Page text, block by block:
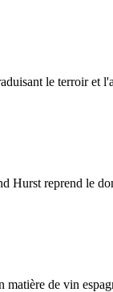
le terroir
reprend le
de vin